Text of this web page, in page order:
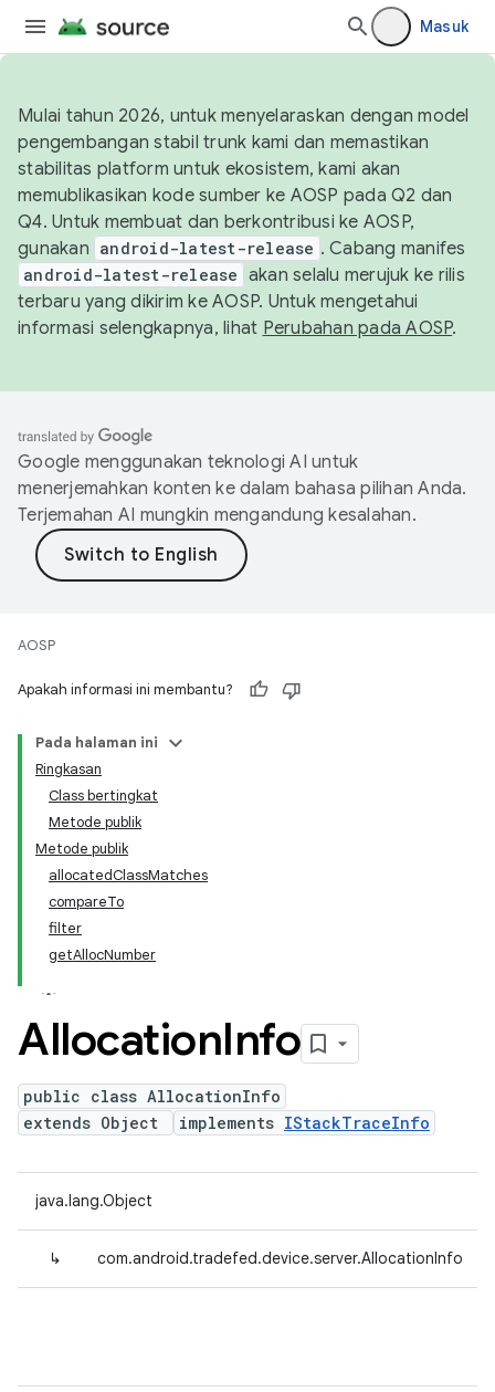
Masuk
Mulai tahun 2026, untuk menyelaraskan dengan model
pengembangan stabil trunk kami dan memastikan
stabilitas platform untuk ekosistem, kami akan
memublikasikan kode sumber ke AOSP pada Q2 dan
Q4. Untuk membuat dan berkontribusi ke AOSP,
gunakan android-latest-release . Cabang manifes
android-latest-release akan selalu merujuk ke rilis
terbaru yang dikirim ke AOSP. Untuk mengetahui
informasi selengkapnya, lihat Perubahan pada AOSP.
Google menggunakan teknologi AI untuk
menerjemahkan konten ke dalam bahasa pilihan Anda.
Terjemahan AI mungkin mengandung kesalahan.
AOSP
Apakah informasi ini membantu?
Pada halaman ini
Ringkasan
Class bertingkat
Metode publik
Metode publik
allocatedClassMatches
compareTo
filter
getAllocNumber
AllocationInfo
public class AllocationInfo
extends Object
implements IStackTraceInfo
java.lang.Object
↳ com.android.tradefed.device.server.AllocationInfo